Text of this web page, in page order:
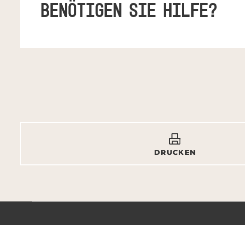
BENÖTIGEN SIE HILFE?
DRUCKEN